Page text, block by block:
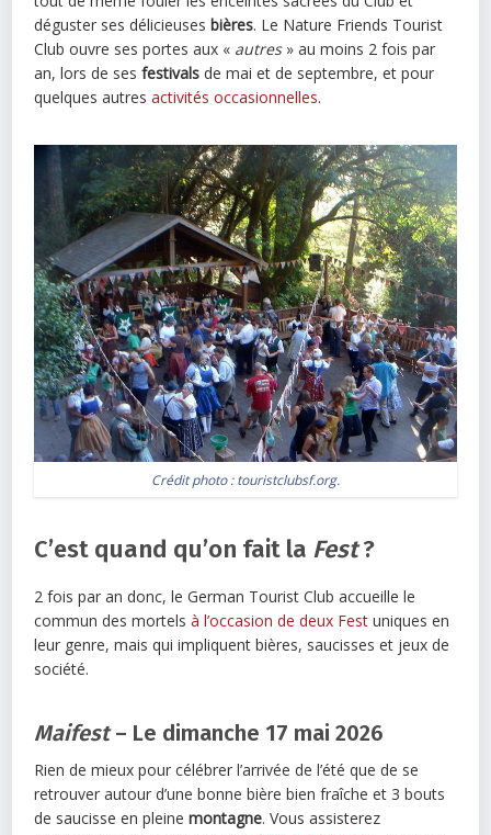
déguster ses délicieusesbières. Le Nature Friends Tourist
Club ouvre ses portes aux « autres» au moins 2 fois par
an, lors de sesfestivals de mai et de septembre, et pour
quelques autresactivités occasionnelles.
Crédit photo : touristclubsf.org.
C’est quand qu’on fait la Fest?
2 fois par an donc, le German Tourist Club accueille le
commun des mortelsà l’occasion de deux Festuniques en
leur genre, mais qui impliquent bières, saucisses et jeux de
société.
Maifest– Le dimanche 17 mai 2026
Rien de mieux pour célébrer l’arrivée de l’été que de se
retrouver autour d’une bonne bière bien fraîche et 3 bouts
de saucisse en pleinemontagne. Vous assisterez